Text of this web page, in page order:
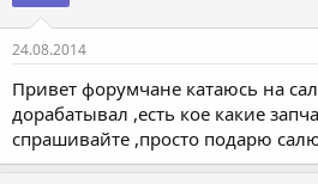
24.08.2014
Привет форумчане катаюсь на
дорабатывал ,есть кое какие
спрашивайте ,просто подарю